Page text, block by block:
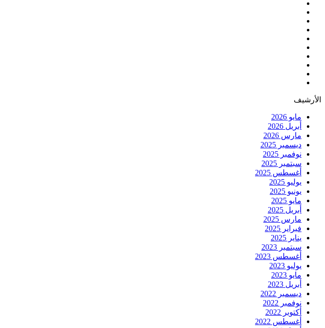
الأرشيف
مايو 2026
أبريل 2026
مارس 2026
ديسمبر 2025
نوفمبر 2025
سبتمبر 2025
أغسطس 2025
يوليو 2025
يونيو 2025
مايو 2025
أبريل 2025
مارس 2025
فبراير 2025
يناير 2025
سبتمبر 2023
أغسطس 2023
يوليو 2023
مايو 2023
أبريل 2023
ديسمبر 2022
نوفمبر 2022
أكتوبر 2022
أغسطس 2022